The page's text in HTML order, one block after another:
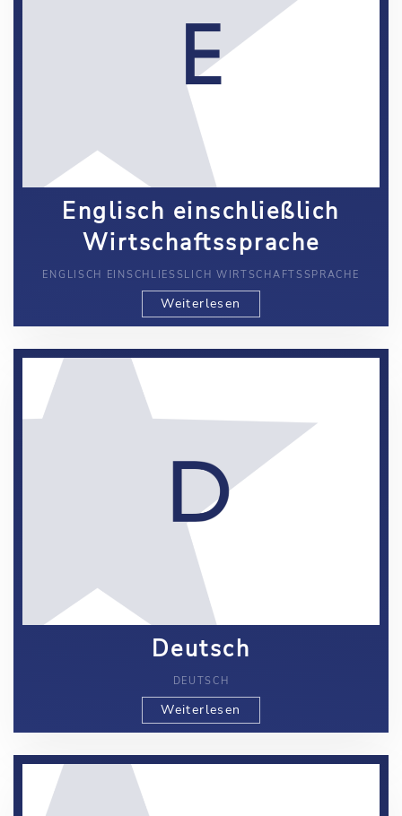
Englisch einschließlich
Wirtschaftssprache
ENGLISCH EINSCHLIESSLICH WIRTSCHAFTSSPRACHE
Weiterlesen
Deutsch
DEUTSCH
Weiterlesen